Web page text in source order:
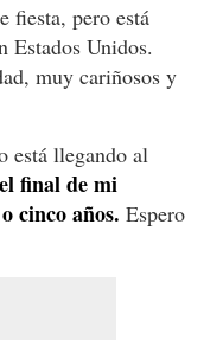
fiesta, pero está
Estados Unidos.
muy cariñosos y
está llegando al
final de mi
cinco años. Espero